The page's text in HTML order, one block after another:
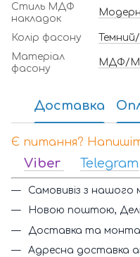
Стиль МДФ
накладок
Модерн
Колір фасону
Матеріал
фасону
МДФ/
Доставка
Є питання?
Viber Telegram
Самовивіз з нашого
Новою поштою,
Доставка та
Адресна доставка